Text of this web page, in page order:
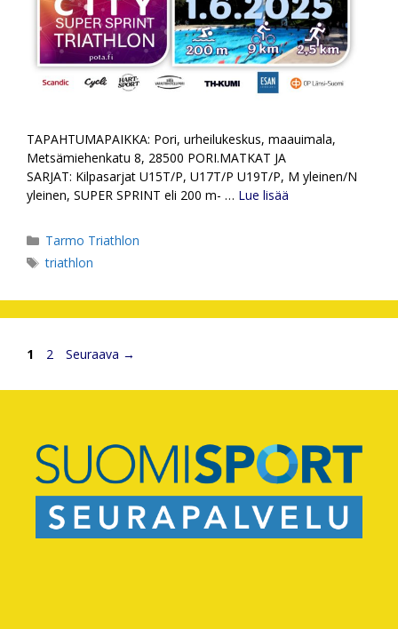
TAPAHTUMAPAIKKA: Pori, urheilukeskus, maauimala,
Metsämiehenkatu 8, 28500 PORI.MATKAT JA
SARJAT: Kilpasarjat U15T/P, U17T/P U19T/P, M yleinen/N
yleinen, SUPER SPRINT eli 200 m- … Lue lisää
Kategoriat
Tarmo Triathlon
Avainsanat
triathlon
Sivu
1 Sivu
2 Seuraava →